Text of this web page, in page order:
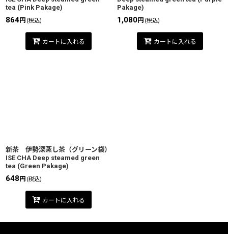
tea (Pink Pakage)
864円 (税込)
カートに入れる
Pakage)
1,080円 (税込)
カートに入れる
新茶 伊勢深蒸し茶（グリーン袋）
ISE CHA Deep steamed green
tea (Green Pakage)
648 円 (税込)
カートに入れる